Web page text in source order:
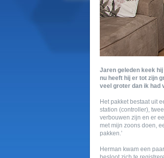
Jaren geleden keek
nu heeft hij er tot zijn
veel groter dan ik had
Het pakket bestaat uit
station (controller),
verbouwen zijn en er
met mijn zoons doen,
pakken.’
Herman kwam een